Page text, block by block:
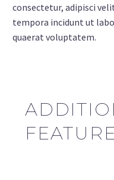
consectetur, adipisci
tempora incidunt ut
quaerat voluptatem.